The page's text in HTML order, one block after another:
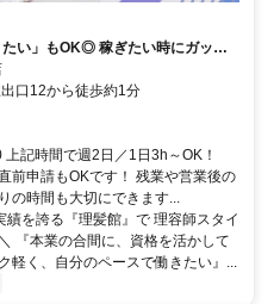
たい」もOK◎ 稼ぎたい時にガッツ
！週2日～OK
」駅出口12から徒歩約1分
記時間で週2日／1日3h～OK！
前申請もOKです！ 残業や営業後の
の時間も大切にできます...
を誇る『理髪館』で 理容師スタイ
『本業の合間に、資格を活かして
軽く、自分のペースで働きたい』...